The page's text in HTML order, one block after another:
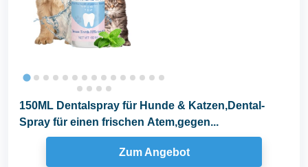
150ML Dentalspray für Hunde & Katzen,Dental-
Spray für einen frischen Atem,gegen...
Zum Angebot